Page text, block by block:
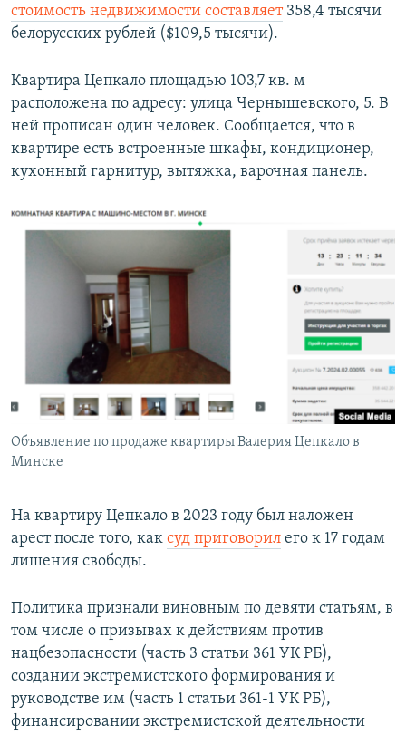
ELIFBE
Все сайты RFE/RL
стоимость недвижимости составляет358,4 тысячи
белорусских рублей ($109,5 тысячи).
Квартира Цепкало площадью 103,7 кв. м
расположена по адресу: улица Чернышевского, 5. В
ней прописан один человек. Сообщается, что в
квартире есть встроенные шкафы, кондиционер,
кухонный гарнитур, вытяжка, варочная панель.
Объявление по продаже квартиры Валерия Цепкало в
Минске
На квартиру Цепкало в 2023 году был наложен
арест после того, как суд приговорил его к 17 годам
лишения свободы.
Политика признали виновным по девяти статьям, в
том числе о призывах к действиям против
нацбезопасности (часть 3 статьи 361 УК РБ),
создании экстремистского формирования и
руководстве им (часть 1 статьи 361-1 УК РБ),
финансировании экстремистской деятельности